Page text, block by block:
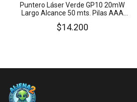
Puntero Láser Verde GP10 20mW
Largo Alcance 50 mts. Pilas AAA
Incluidas
$14.200